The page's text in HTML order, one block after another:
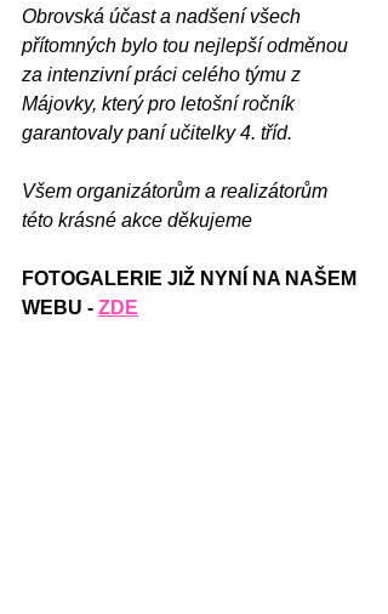
Obrovská účast a nadšení všech
přítomných bylo tou nejlepší odměnou
za intenzivní práci celého týmu z
Májovky, který pro letošní ročník
garantovaly paní učitelky 4. tříd.
Všem organizátorům a realizátorům
této krásné akce děkujeme
FOTOGALERIE JIŽ NYNÍ NA NAŠEM
WEBU - ZDE